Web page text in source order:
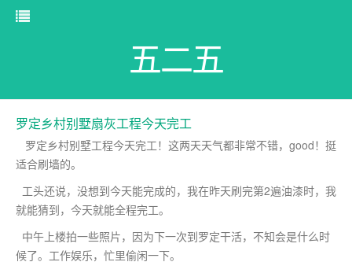
五二五
罗定乡村别墅扇灰工程今天完工
罗定乡村别墅工程今天完工！这两天天气都非常不错，good！挺
适合刷墙的。
工头还说，没想到今天能完成的，我在昨天刷完第2遍油漆时，我
就能猜到，今天就能全程完工。
中午上楼拍一些照片，因为下一次到罗定干活，不知会是什么时
候了。工作娱乐，忙里偷闲一下。